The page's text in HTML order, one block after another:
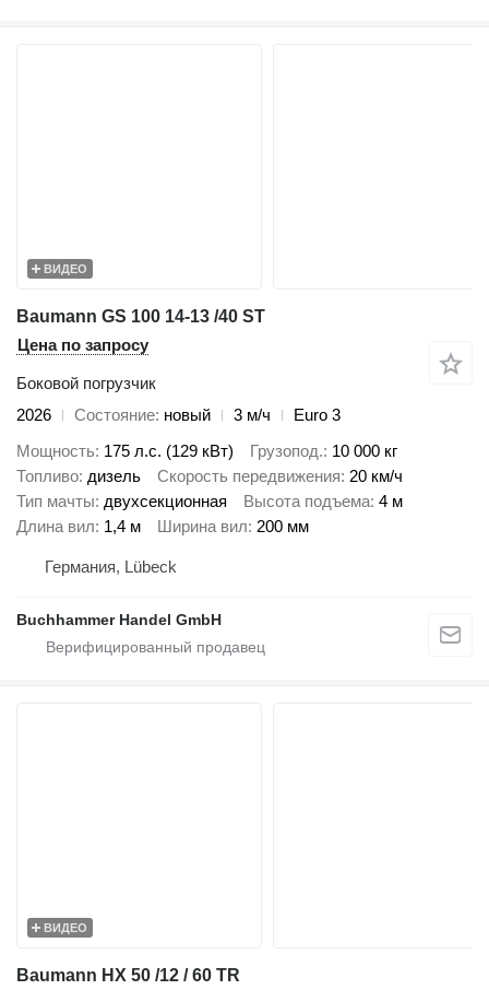
ВИДЕО
Baumann GS 100 14-13 /40 ST
Цена по запросу
Боковой погрузчик
2026
Состояние новый 3 м/ч
Euro 3
Мощность 175 л.с. (129 кВт) Грузопод. 10 000 кг
Топливо дизель Скорость передвижения 20 км/ч
Тип мачты двухсекционная Высота подъема 4 м
Длина вил 1,4 м Ширина вил 200 мм
Германия, Lübeck
Buchhammer Handel GmbH
ВИДЕО
Baumann HX 50 /12 / 60 TR